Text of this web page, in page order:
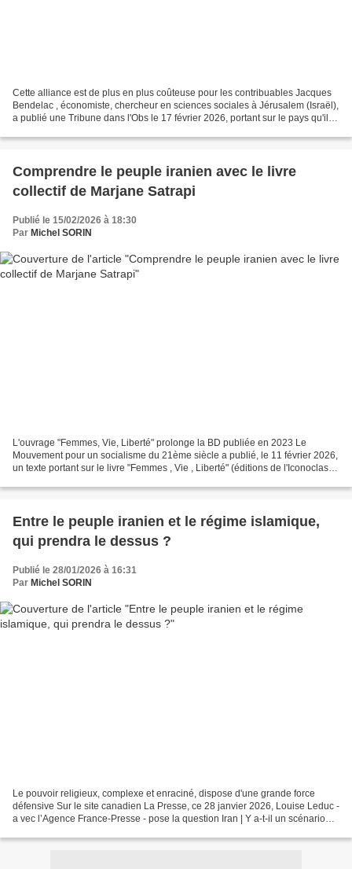
Cette alliance est de plus en plus coûteuse pour les contribuables Jacques
Bendelac , économiste, chercheur en sciences sociales à Jérusalem (Israël),
a publié une Tribune dans l'Obs le 17 février 2026, portant sur le pays qu'il a
Comprendre le peuple iranien avec le livre
collectif de Marjane Satrapi
Publié le 15/02/2026 à 18:30
Par Michel SORIN
L'ouvrage "Femmes, Vie, Liberté" prolonge la BD publiée en 2023 Le
Mouvement pour un socialisme du 21ème siècle a publié, le 11 février 2026,
un texte portant sur le livre "Femmes , Vie , Liberté" (éditions de l'Iconoclaste,
Entre le peuple iranien et le régime islamique,
qui prendra le dessus ?
Publié le 28/01/2026 à 16:31
Par Michel SORIN
Le pouvoir religieux, complexe et enraciné, dispose d'une grande force
défensive Sur le site canadien La Presse, ce 28 janvier 2026, Louise Leduc -
a vec l’Agence France-Presse - pose la question Iran | Y a-t-il un scénario